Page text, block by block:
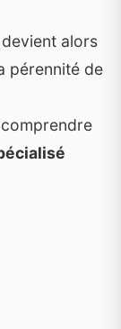
devient alors
pérennité de